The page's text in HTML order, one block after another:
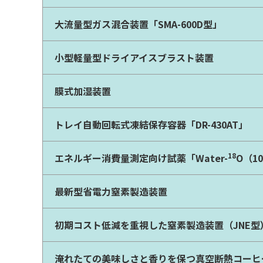
大流量型ガス混合装置「SMA-600D型」
小型軽量型ドライアイスブラスト装置
膜式加湿装置
トレイ自動回転式凍結保存容器「DR-430AT」
エネルギー消費量測定向け試薬「Water-18O（
最新型省電力窒素製造装置
初期コスト低減を重視した窒素製造装置（JNE型）
淹れたての美味しさと香りを保つ真空断熱コー